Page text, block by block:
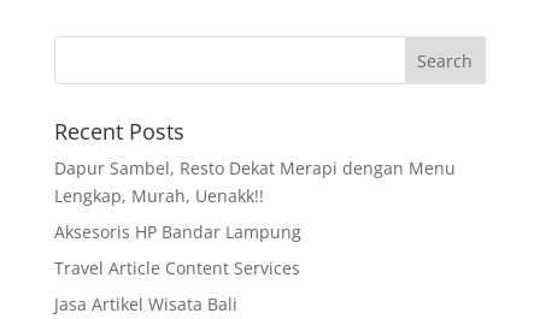
Recent Posts
Dapur Sambel, Resto Dekat Merapi dengan Menu
Lengkap, Murah, Uenakk!!
Aksesoris HP Bandar Lampung
Travel Article Content Services
Jasa Artikel Wisata Bali